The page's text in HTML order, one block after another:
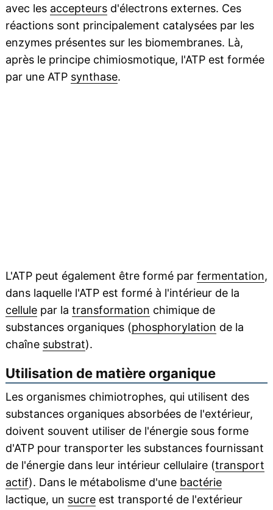
avec les accepteursd'électrons externes. Ces
réactions sont principalement catalysées par les
enzymes présentes sur les biomembranes. Là,
après le principe chimiosmotique, l'ATP est formée
par une ATP synthase.
L'ATP peut également être formé par fermentation,
dans laquelle l'ATP est formé à l'intérieur de la
cellulepar la transformation chimique de
substances organiques (phosphorylation de la
chaîne substrat).
Utilisation de matière organique
Les organismes chimiotrophes, qui utilisent des
substances organiques absorbées de l'extérieur,
doivent souvent utiliser de l'énergie sous forme
d'ATP pour transporter les substances fournissant
de l'énergie dans leur intérieur cellulaire (transport
actif). Dans le métabolisme d'une bactérie
lactique, un sucreest transporté de l'extérieur